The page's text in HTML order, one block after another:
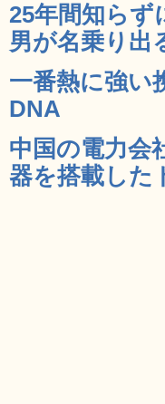
25年間知らず
男が名乗り出
一番熱に強い
DNA
中国の電力会
器を搭載した